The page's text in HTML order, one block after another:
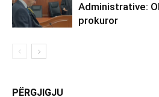
Administrative:
prokuror
PËRGJIGJU